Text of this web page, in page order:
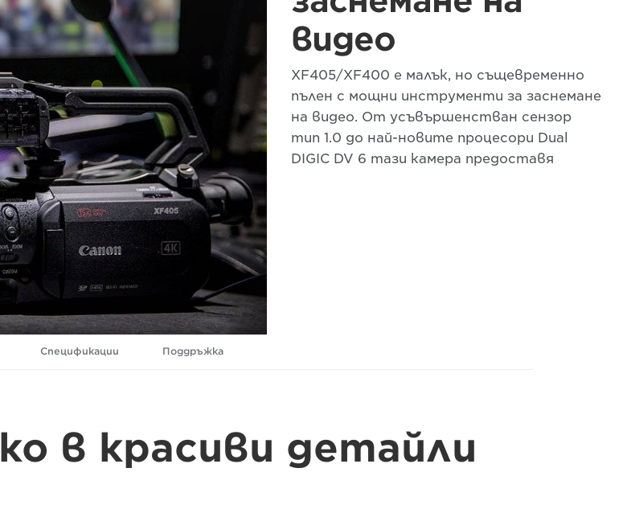
видео
XF405/XF400 е малък, но същевременно
пълен с мощни инструменти за заснемане
на видео. От усъвършенстван сензор
тип 1.0 до най-новите процесори Dual
DIGIC DV 6 тази камера предоставя
Спецификации Поддръжка
в красиви детайли